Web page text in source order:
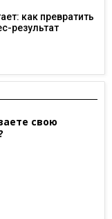
как превратить
результат
свою